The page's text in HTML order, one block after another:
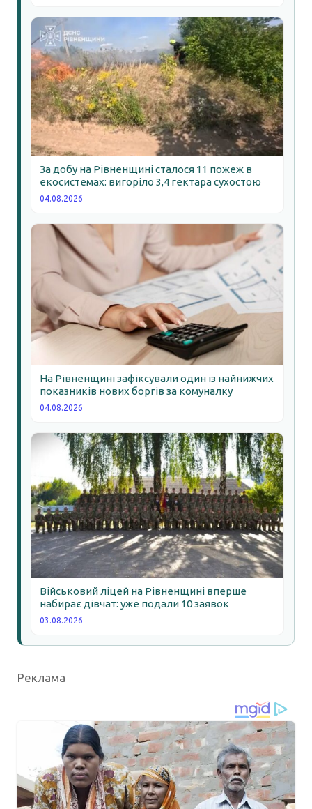
За добу на Рівненщині сталося 11 пожеж в
екосистемах: вигоріло 3,4 гектара сухостою
04.08.2026
На Рівненщині зафіксували один із найнижчих
показників нових боргів за комуналку
04.08.2026
Військовий ліцей на Рівненщині вперше
набирає дівчат: уже подали 10 заявок
03.08.2026
Реклама